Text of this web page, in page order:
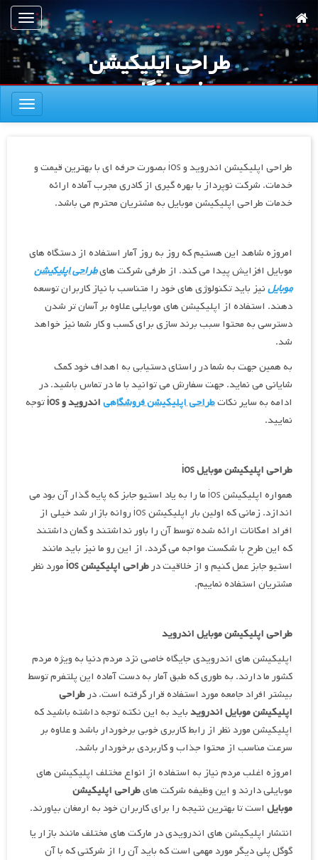
به
محتوای
اصلی
ناوبری
طراحی اپلیکیشن
فروشگاهی
اندروید و ios
ناوبری
طراحی اپلیکیشن اندروید و ios بصورت حرفه ای با بهترین قیمت و
خدمات. شرکت نوپرداز با بهره گیری از کادری مجرب آماده ارائه
خدمات طراحی اپلیکیشن موبایل به مشتریان محترم می باشد.
امروزه شاهد این هستیم که روز به روز آمار استفاده از دستگاه های
موبایل افزایش پیدا می کند. از طرفی شرکت هایطراحی اپلیکیشن
موبایلنیز باید تکنولوژی های خود را متناسب با نیاز کاربران توسعه
دهند. استفاده از اپلیکیشن های موبایلی علاوه بر آسان تر شدن
دسترسی به محتوا سبب برند سازی برای کسب و کار شما نیز خواهد
شد.
به همین جهت به شما در راستای دستیابی به اهداف خود کمک
شایانی می نماید. جهت سفارش می توانید با ما در تماس باشید. در
ادامه به سایر نکاتطراحی اپلیکیشن فروشگاهیاندروید و
توجه
نمایید.
طراحی اپلیکیشن موبایل
همواره اپلیکیشن ios ما را به یاد استیو جابز که پایه گذار آن بود می
اندازد. زمانی که اولین بار اپلیکیشن ios روانه بازار شد خیلی از
افراد امکانات ارائه شده توسط آن را باور نداشتند و گمان داشتند
که این طرح با شکست مواجه می گردد. از این رو ما نیز باید مانند
استیو جابز عمل کنیم و از خلاقیت درطراحی اپلیکیشن
مورد نظر
مشتریان استفاده نماییم.
طراحی اپلیکیشن موبایل اندروید
اپلیکیشن های اندرویدی جایگاه خاصی نزد مردم دنیا به ویژه مردم
کشور ما دارند. به طوری که طبق آمار به دست آماده این پلتفرم توسط
بیشتر افراد جامعه مورد استفاده قرار گرفته است. درطراحی
اپلیکیشن موبایل اندرویدباید به این نکته توجه داشته باشید که
اپلیکیشن مورد نظر از رابط کاربری خوبی برخوردار باشد و علاوه بر
سرعت مناسب از محتوا جذاب و کاربردی برخوردار باشد.
امروزه اغلب مردم نیاز به استفاده از انواع مختلف اپلیکیشن های
موبایلی دارند و این وظیفه شرکت هایطراحی اپلیکیشن
موبایل است تا بهترین نتیجه را برای کاربران خود به ارمغان بیاورند.
انتشار اپلیکیشن های اندرویدی در مارکت های مختلف مانند بازار یا
گوگل پلی دیگر مورد مهمی است که باید آن را از شرکتی که با آن